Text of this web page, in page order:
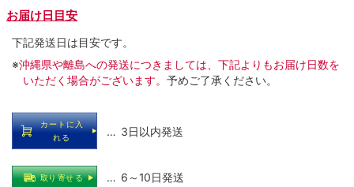
お届け日目安
下記発送日は目安です。
※沖縄県や離島への発送につきましては、下記よりもお届け日数を
いただく場合がございます。 予めご了承ください。
カートに入
れる
… 3日以内発送
取り寄せる … 6～10日発送